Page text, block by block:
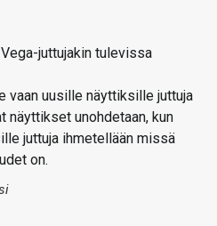
juttujakin tulevissa
vaan uusille näyttiksille juttuja
näyttikset unohdetaan, kun
juttuja ihmetellään missä
on.